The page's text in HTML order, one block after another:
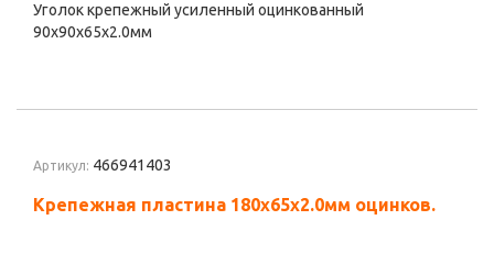
Уголок крепежный усиленный оцинкованный
90х90х65х2.0мм
Артикул: 466941403
Крепежная пластина 180х65х2.0мм оцинков.